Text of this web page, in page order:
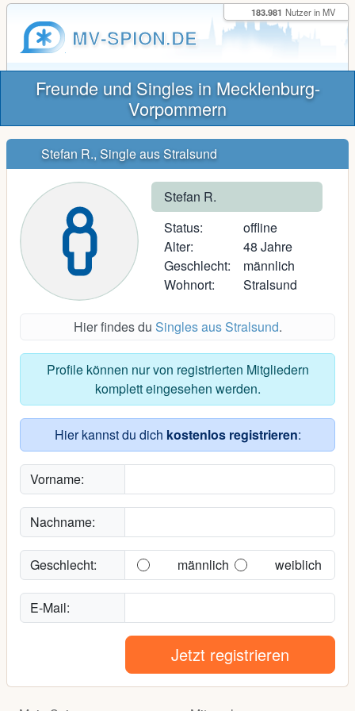
MV-SPION.DE
183.981 Nutzer in MV
Freunde und Singles in Mecklenburg-
Vorpommern
Stefan R., Single aus Stralsund
Stefan R.
Status:
offline
Alter:
48 Jahre
Geschlecht:
männlich
Wohnort:
Stralsund
Hier findes du Singles aus Stralsund.
Profile können nur von registrierten Mitgliedern
komplett eingesehen werden.
Hier kannst du dich kostenlos registrieren:
Vorname:
Nachname:
Geschlecht: männlich weiblich
E-Mail:
Jetzt registrieren